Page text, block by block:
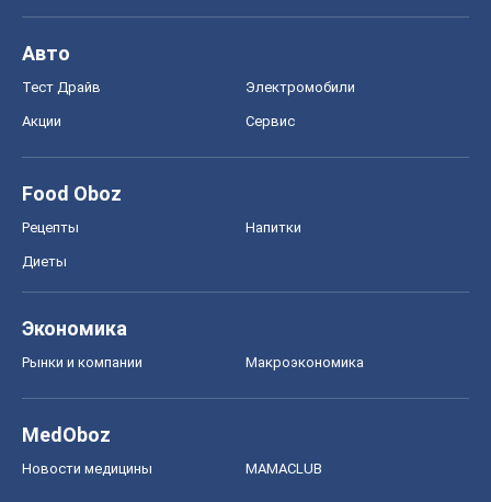
Авто
Тест Драйв Электромобили
Акции Сервис
Food Oboz
Рецепты Напитки
Диеты
Экономика
Рынки и компании Mакроэкономика
MedOboz
Новости медицины MAMACLUB